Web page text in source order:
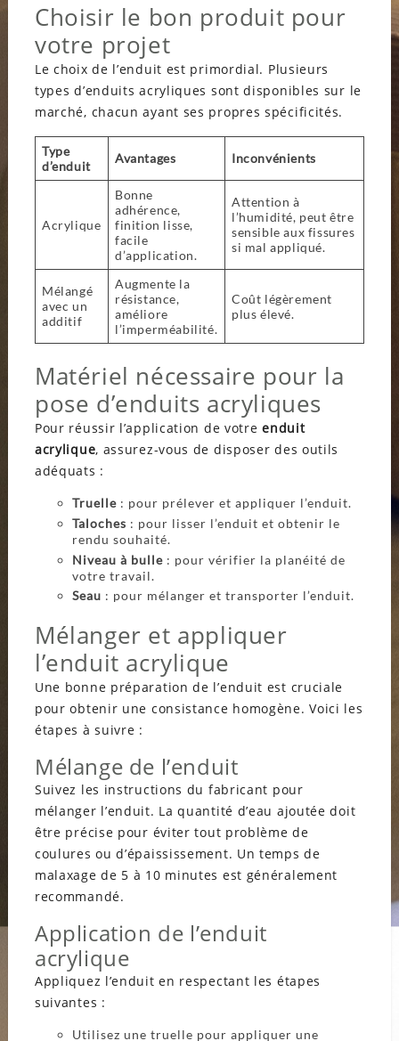
Choisir le bon produit pour
votre projet
Le choix de l’enduit est primordial. Plusieurs
types d’enduits acryliques sont disponibles sur le
marché, chacun ayant ses propres spécificités.
Type
d’enduit
Avantages Inconvénients
Acrylique
Bonne
adhérence,
finition lisse,
facile
d’application.
Attention à
l’humidité, peut être
sensible aux fissures
si mal appliqué.
Mélangé
avec un
additif
Augmente la
résistance,
améliore
l’imperméabilité.
Coût légèrement
plus élevé.
Matériel nécessaire pour la
pose d’enduits acryliques
Pour réussir l’application de votreenduit
acrylique, assurez-vous de disposer des outils
adéquats :
Truelle: pour prélever et appliquer l’enduit.
Taloches : pour lisser l’enduit et obtenir le
rendu souhaité.
Niveau à bulle: pour vérifier la planéité de
votre travail.
Seau : pour mélanger et transporter l’enduit.
Mélanger et appliquer
l’enduit acrylique
Une bonne préparation de l’enduit est cruciale
pour obtenir une consistance homogène. Voici les
étapes à suivre :
Mélange de l’enduit
Suivez les instructions du fabricant pour
mélanger l’enduit. La quantité d’eau ajoutée doit
être précise pour éviter tout problème de
coulures ou d’épaississement. Un temps de
malaxage de 5 à 10 minutes est généralement
recommandé.
Application de l’enduit
acrylique
Appliquez l’enduit en respectant les étapes
suivantes :
Utilisez une truelle pour appliquer une